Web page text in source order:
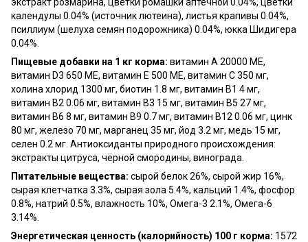
календулы 0.04% (источник лютеина), листья крапивы 0.04%,
псиллиум (шелуха семян подорожника) 0.04%, юкка Шидигера
0.04%.
Пищевые добавки на 1 кг корма: витамин A 20000 МЕ,
витамин D3 650 МЕ, витамин E 500 МЕ, витамин C 350 мг,
холина хлорид 1300 мг, биотин 1.8 мг, витамин B1 4 мг,
витамин B2 0.06 мг, витамин B3 15 мг, витамин B5 27 мг,
витамин B6 8 мг, витамин B9 0.7 мг, витамин B12 0.06 мг, цинк
80 мг, железо 70 мг, марганец 35 мг, йод 3.2 мг, медь 15 мг,
селен 0.2 мг. Антиоксиданты природного происхождения:
экстракты цитруса, чёрной смородины, винограда.
Питательные вещества: сырой белок 26%, сырой жир 16%,
сырая клетчатка 3.3%, сырая зола 5.4%, кальций 1.4%, фосфор
0.8%, натрий 0.5%, влажность 10%, Омега-3 2.1%, Омега-6
3.14%.
Энергетическая ценность (калорийность) 100 г корма: 1572